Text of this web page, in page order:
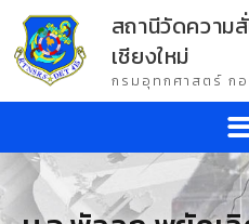
สถานีวัดความ
เชียงใหม่
กรมอุทกศาสตร์ ก